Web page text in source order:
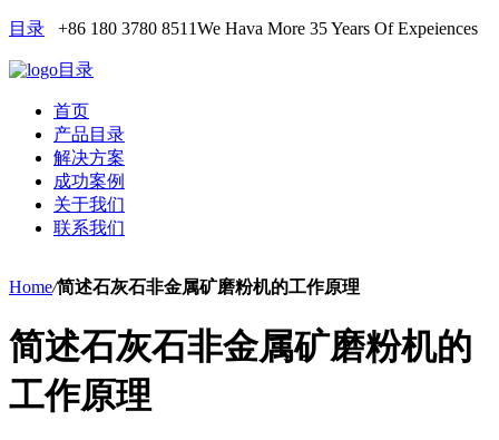
目录 +86 180 3780 8511We Hava More 35 Years Of Expeiences
目录
首页
产品目录
解决方案
成功案例
关于我们
联系我们
Home/简述石灰石非金属矿磨粉机的工作原理
简述石灰石非金属矿磨粉机的
工作原理